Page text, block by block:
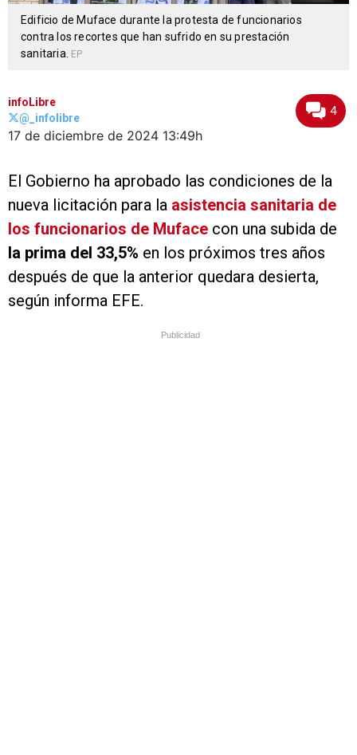
Edificio de Muface durante la protesta de funcionarios
contra los recortes que han sufrido en su prestación
sanitaria.
EP
infoLibre
@_infolibre
17 de diciembre de 2024 13:49h
4
El Gobierno ha aprobado las condiciones de la
nueva licitación para la asistencia sanitaria de
los funcionarios de Muface con una subida de
la prima del 33,5% en los próximos tres años
después de que la anterior quedara desierta,
según informa EFE.
Publicidad